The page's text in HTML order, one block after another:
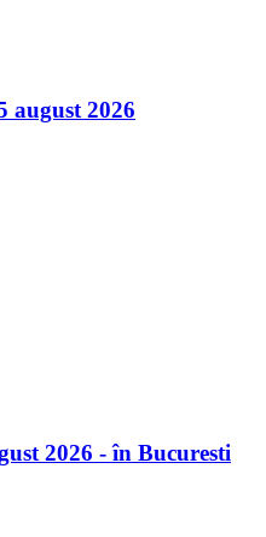
august 2026
2026 - în Bucuresti